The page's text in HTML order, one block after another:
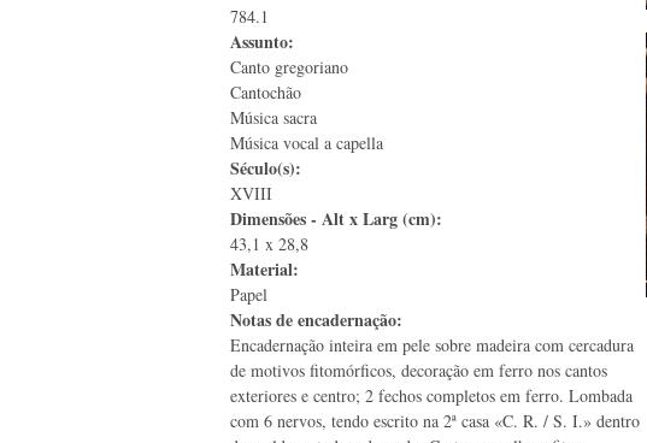
784.1
Assunto:
Canto gregoriano
Cantochão
Música sacra
Música vocal a capella
Século(s):
XVIII
Dimensões - Alt x Larg (cm):
43,1 x 28,8
Material:
Papel
Notas de encadernação:
Encadernação inteira em pele sobre madeira com cercadura
de motivos fitomórficos, decoração em ferro nos cantos
exteriores e centro; 2 fechos completos em ferro. Lombada
com 6 nervos, tendo escrito na 2ª casa «C. R. / S. I.» dentro